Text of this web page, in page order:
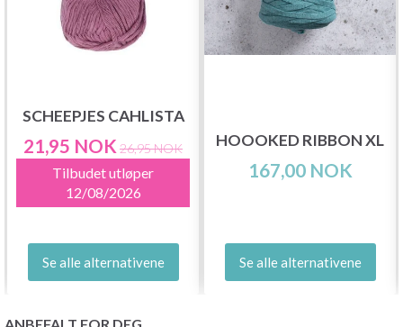
SCHEEPJES CAHLISTA
21,95 NOK 26,95 NOK
Tilbudet utløper
12/08/2026
Se alle alternativene
HOOOKED RIBBON XL
167,00 NOK
Se alle alternativene